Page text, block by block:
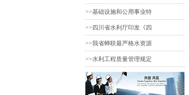
>>基础设施和公用事业特
>>四川省水利厅印发《四
>>我省蝉联最严格水资源
>>水利工程质量管理规定